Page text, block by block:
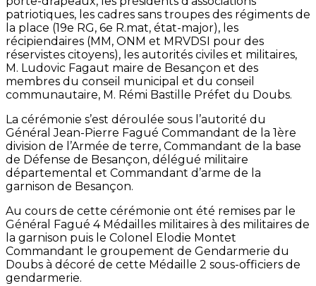
patriotiques, les cadres sans troupes des régiments de
la place (19e RG, 6e R.mat, état-major), les
récipiendaires (MM, ONM et MRVDSI pour des
réservistes citoyens), les autorités civiles et militaires,
M. Ludovic Fagaut maire de Besançon et des
membres du conseil municipal et du conseil
communautaire, M. Rémi Bastille Préfet du Doubs.
La cérémonie s’est déroulée sous l’autorité du
Général Jean-Pierre Fagué Commandant de la 1ère
division de l’Armée de terre, Commandant de la base
de Défense de Besançon, délégué militaire
départemental et Commandant d’arme de la
garnison de Besançon.
Au cours de cette cérémonie ont été remises par le
Général Fagué 4 Médailles militaires à des militaires de
la garnison puis le Colonel Elodie Montet
Commandant le groupement de Gendarmerie du
Doubs à décoré de cette Médaille 2 sous-officiers de
gendarmerie.